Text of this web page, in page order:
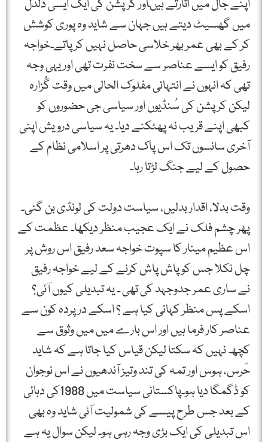
اپنے جال میں اُتارتے ہیںاور کرپشن کی ایک ایسی دلدل
میں گھسیٹ دیتے ہیں جہان سے شاید وہ پوری کوشش
کر کے بھی عمر بھر خلاسی حاصل نہیں کر پاتے۔خواجہ
رفیق کو ایسے عناصر سے سخت نفرت تھی اور یہی وجہ
تھی کہ انہوں نے انتہائی مفلوک الحالی میں وقت گُزارہ
لیکن کرپشن کی سُنڈیوں اور سیاسی جی حضوروں کو
کبھی اپنے قریب نہ پھٹکنے دیا۔ یہ سیاسی درویش اپنی
آخری سانسوں تک اس پاک دھرتی پر اسلامی نظام کے
حصول کے لیے جنگ لڑتا رہا۔
وقت بدلا، اقدار بدلیں، سیاست دولت کی لونڈی بن گئی۔
پھر چشم فلک نے ایک عجیب منظر دیکھا۔ عظمت کے
اس عظیم مینار کا سپوت خواجہ سعد رفیق اس روش پر
چل نکلا جس کو پاش پاش کرنے کے لیے خواجہ رفیق
نے ساری عمر جدوجہد کی تھی ۔ یہ تبدیلی کیوں آئی؟
اسکے پس منظر کہانی کیا ہے ؟ اسکے درپردہ کون سے
عناصر کار فرما ہیں اور اس بارے میں میں وثوق سے
کچھ نہیں کہ سکتا لیکن قیاس کیا جاتا ہے کہ شاید
حَرس، ہوس اور تمہ کی تند وتیز آندھیوں نے اس نوجوان
کو ڈگمگا دیا ہو۔پاکستانی سیاست میں 1988کی دہائی
کے بعد جس طرح پیسے کی شمولیت آئی شاید وہ بھی
اس تبدیلی کی ایک بڑی وجہ رہی ہو۔ لیکن سوال یہ ہے